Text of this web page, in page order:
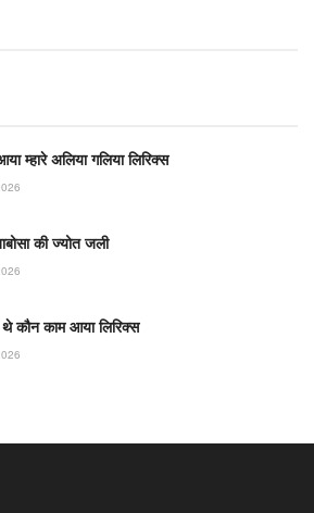
म्हारे अलिया गलिया लिरिक्स
की ज्योत जली
कौन काम आया लिरिक्स